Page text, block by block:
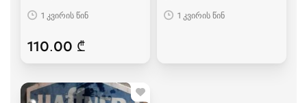
1 კვირის წინ
110.00 ₾
1 კვირის წინ